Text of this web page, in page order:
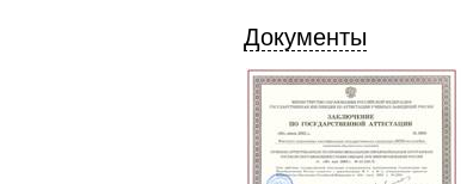
Документы